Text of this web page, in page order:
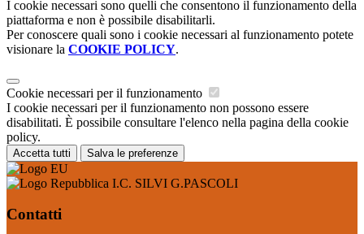
I cookie necessari sono quelli che consentono il funzionamento della
piattaforma e non è possibile disabilitarli.
Per conoscere quali sono i cookie necessari al funzionamento potete
visionare la COOKIE POLICY.
Cookie necessari per il funzionamento
I cookie necessari per il funzionamento non possono essere
disabilitati. È possibile consultare l'elenco nella pagina della cookie
policy.
Accetta tutti Salva le preferenze
I.C. SILVI G.PASCOLI
Contatti